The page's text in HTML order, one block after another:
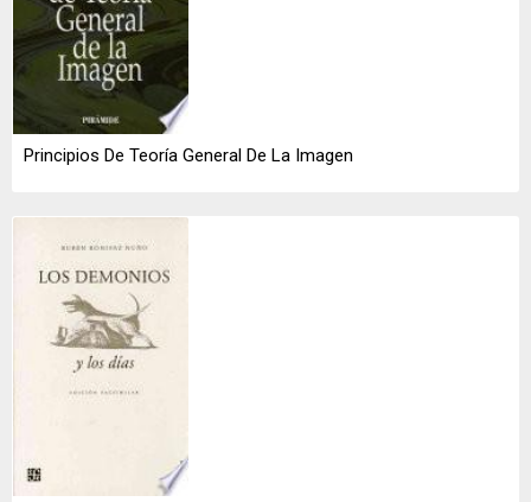
Principios De Teoría General De La Imagen